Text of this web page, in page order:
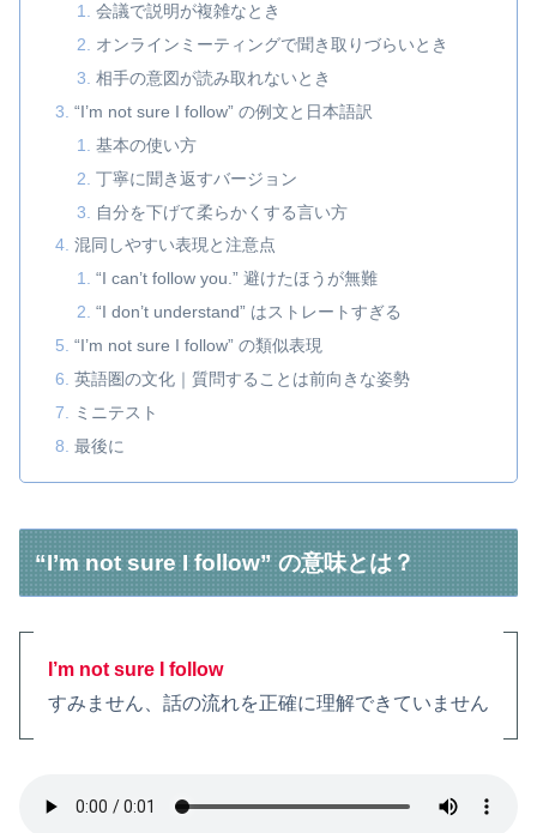
会議で説明が複雑なとき
オンラインミーティングで聞き取りづらいとき
相手の意図が読み取れないとき
“I’m not sure I follow” の例文と日本語訳
基本の使い方
丁寧に聞き返すバージョン
自分を下げて柔らかくする言い方
混同しやすい表現と注意点
“I can’t follow you.” 避けたほうが無難
“I don’t understand” はストレートすぎる
“I’m not sure I follow” の類似表現
英語圏の文化｜質問することは前向きな姿勢
ミニテスト
最後に
“I’m not sure I follow” の意味とは？
I’m not sure I follow
すみません、話の流れを正確に理解できていません